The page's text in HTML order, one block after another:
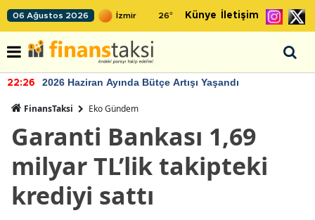
06 Ağustos 2026 26° Künye İletişim
22:26 2026 Haziran Ayında Bütçe Artışı Yaşandı
FinansTaksi Eko Gündem
Garanti Bankası 1,69
milyar TL’lik takipteki
krediyi sattı